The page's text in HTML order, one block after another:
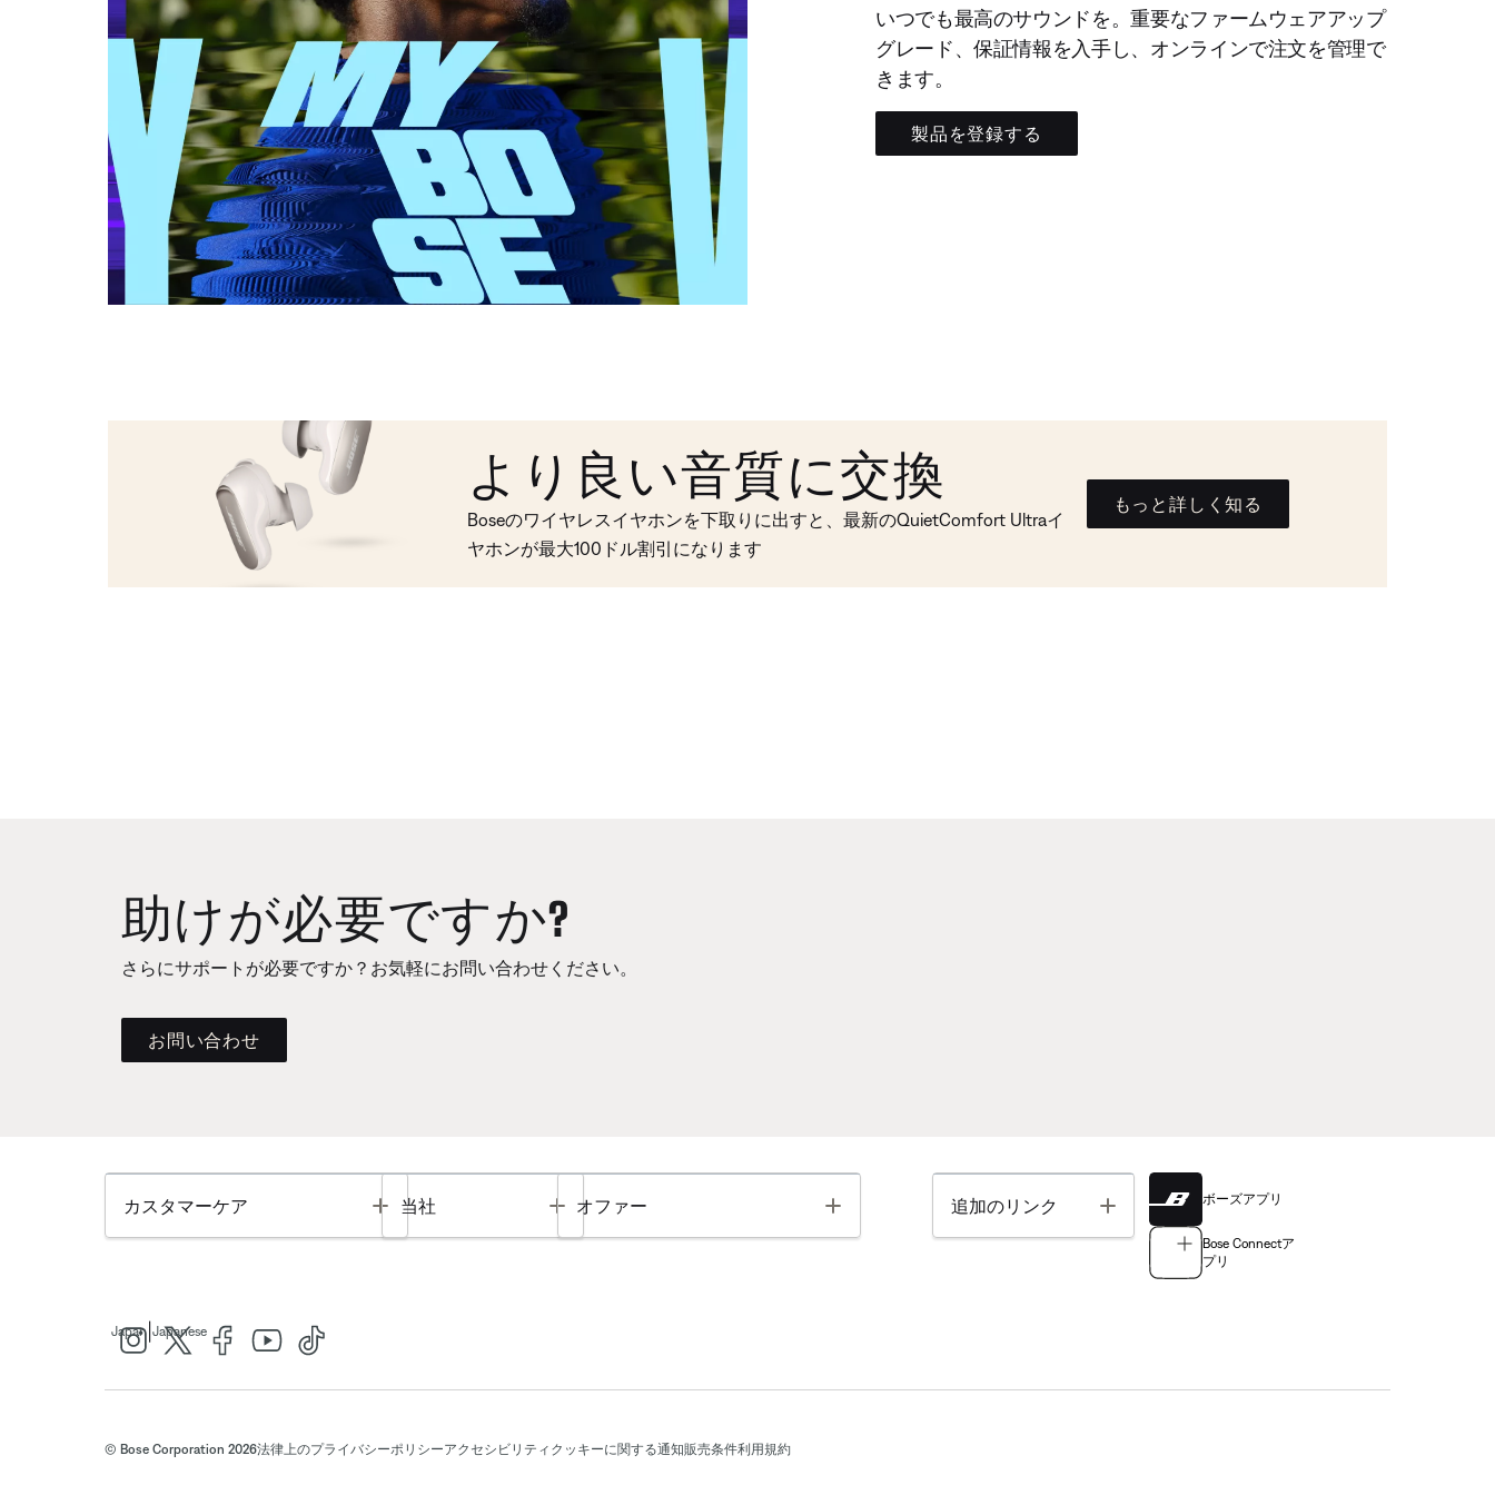
いつでも最高のサウンドを。重要なファームウェアアップ
グレード、保証情報を入手し、オンラインで注文を管理で
きます。
製品を登録する
より良い音質に交換
Boseのワイヤレスイヤホンを下取りに出すと、最新のQuietComfort Ultraイ
ヤホンが最大100ドル割引になります
もっと詳しく知る
助けが必要ですか?
さらにサポートが必要ですか？お気軽にお問い合わせください。
お問い合わせ
カスタマーケア Toggle
当社 Toggle
オファー Toggle 追加のリンク Toggle ボーズアプリ
Bose Connectア
プリ
Japan Japanese
© Bose Corporation 2026法律上のプライバシーポリシーアクセシビリティ クッキーに関する通知販売条件利用規約